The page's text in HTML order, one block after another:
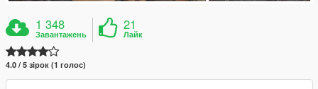
1 348
Завантажень
21
Лайк
4.0 / 5 зірок (1 голос)